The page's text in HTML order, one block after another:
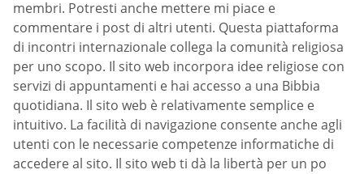
membri. Potresti anche mettere mi piace e
commentare i post di altri utenti. Questa piattaforma
di incontri internazionale collega la comunità religiosa
per uno scopo. Il sito web incorpora idee religiose con
servizi di appuntamenti e hai accesso a una Bibbia
quotidiana. Il sito web è relativamente semplice e
intuitivo. La facilità di navigazione consente anche agli
utenti con le necessarie competenze informatiche di
accedere al sito. Il sito web ti dà la libertà per un po